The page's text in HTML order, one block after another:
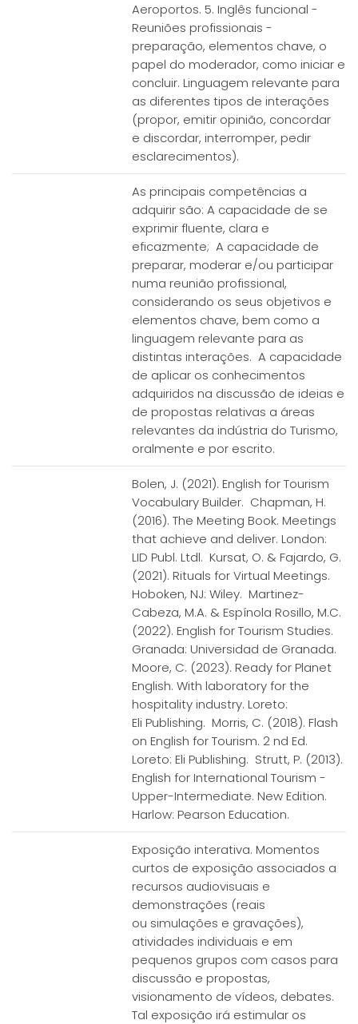
Aeroportos. 5. Inglês funcional -
Reuniões profissionais -
preparação, elementos chave, o
papel do moderador, como iniciar e
concluir. Linguagem relevante para
as diferentes tipos de interações
(propor, emitir opinião, concordar
e discordar, interromper, pedir
esclarecimentos).
As principais competências a
adquirir são: A capacidade de se
exprimir fluente, clara e
eficazmente; A capacidade de
preparar, moderar e/ou participar
numa reunião profissional,
considerando os seus objetivos e
elementos chave, bem como a
linguagem relevante para as
distintas interações. A capacidade
de aplicar os conhecimentos
adquiridos na discussão de ideias e
de propostas relativas a áreas
relevantes da indústria do Turismo,
oralmente e por escrito.
Bolen, J. (2021). English for Tourism
Vocabulary Builder. Chapman, H.
(2016). The Meeting Book. Meetings
that achieve and deliver. London:
LID Publ. Ltdl. Kursat, O. & Fajardo, G.
(2021). Rituals for Virtual Meetings.
Hoboken, NJ: Wiley. Martinez-
Cabeza, M.A. & Espínola Rosillo, M.C.
(2022). English for Tourism Studies.
Granada: Universidad de Granada.
Moore, C. (2023). Ready for Planet
English. With laboratory for the
hospitality industry. Loreto:
Eli Publishing. Morris, C. (2018). Flash
on English for Tourism. 2 nd Ed.
Loreto: Eli Publishing. Strutt, P. (2013).
English for International Tourism -
Upper-Intermediate. New Edition.
Harlow: Pearson Education.
Exposição interativa. Momentos
curtos de exposição associados a
recursos audiovisuais e
demonstrações (reais
ou simulações e gravações),
atividades individuais e em
pequenos grupos com casos para
discussão e propostas,
visionamento de vídeos, debates.
Tal exposição irá estimular os